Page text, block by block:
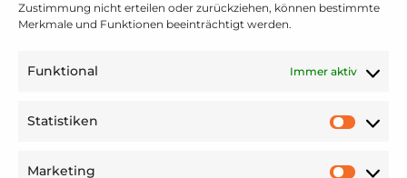
Zustimmung nicht erteilen oder zurückziehen, können bestimmte
Merkmale und Funktionen beeinträchtigt werden.
Funktional Immer aktiv
Statistiken
Marketing
© 2026 GGS Südschule Krefeld. Alle Rechte
Hergestellt mit